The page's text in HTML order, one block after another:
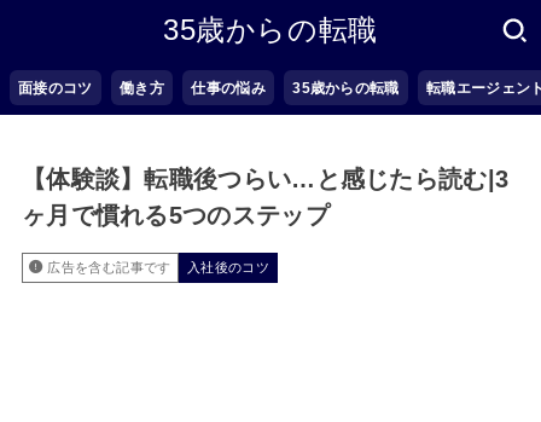
35歳からの転職
面接のコツ 働き方 仕事の悩み 35歳からの転職 転職エージェン
【体験談】転職後つらい…と感じたら読む|3
ヶ月で慣れる5つのステップ
広告を含む記事です 入社後のコツ